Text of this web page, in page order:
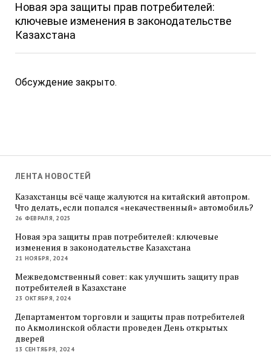
Новая эра защиты прав потребителей:
ключевые изменения в законодательстве
Казахстана
Обсуждение закрыто.
ЛЕНТА НОВОСТЕЙ
Казахстанцы всё чаще жалуются на китайский автопром.
Что делать, если попался «некачественный» автомобиль?
26 ФЕВРАЛЯ, 2025
Новая эра защиты прав потребителей: ключевые
изменения в законодательстве Казахстана
21 НОЯБРЯ, 2024
Межведомственный совет: как улучшить защиту прав
потребителей в Казахстане
23 ОКТЯБРЯ, 2024
Департаментом торговли и защиты прав потребителей
по Акмолинской области проведен День открытых
дверей
13 СЕНТЯБРЯ, 2024